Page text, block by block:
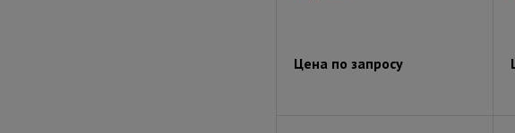
Цена по запросу